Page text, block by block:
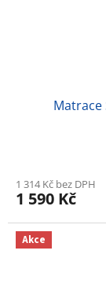
Matrace
1 314 Kč bez DPH
1 590 Kč
Akce